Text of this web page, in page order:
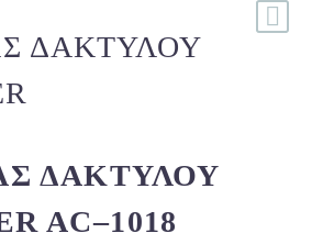
ΔΑΚΤΎΛΟΥ
ΔΑΚΤΎΛΟΥ
AC–1018